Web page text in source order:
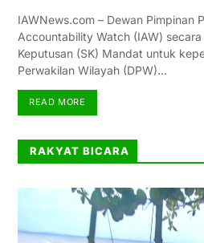
IAWNews.com – Dewan Pimpinan
Accountability Watch (IAW)
Keputusan (SK) Mandat untuk
Perwakilan Wilayah (DPW)…
READ MORE
RAKYAT BICARA